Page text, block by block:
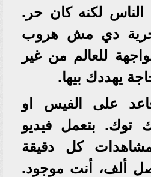
لكنه كان حر.
دي مش هروب
للعالم من غير
يهددك بيها.
على الفيس او
توك. بتعمل فيديو
كل دقيقة
ألف، أنت موجود.